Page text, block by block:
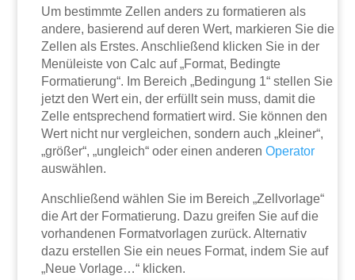
Um bestimmte Zellen anders zu formatieren als
andere, basierend auf deren Wert, markieren Sie die
Zellen als Erstes. Anschließend klicken Sie in der
Menüleiste von Calc auf „Format, Bedingte
Formatierung“. Im Bereich „Bedingung 1“ stellen Sie
jetzt den Wert ein, der erfüllt sein muss, damit die
Zelle entsprechend formatiert wird. Sie können den
Wert nicht nur vergleichen, sondern auch „kleiner“,
„größer“, „ungleich“ oder einen anderenOperator
auswählen.
Anschließend wählen Sie im Bereich „Zellvorlage“
die Art der Formatierung. Dazu greifen Sie auf die
vorhandenen Formatvorlagen zurück. Alternativ
dazu erstellen Sie ein neues Format, indem Sie auf
„Neue Vorlage…“ klicken.